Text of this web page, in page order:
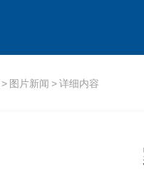
> 图片新闻 >详细内容